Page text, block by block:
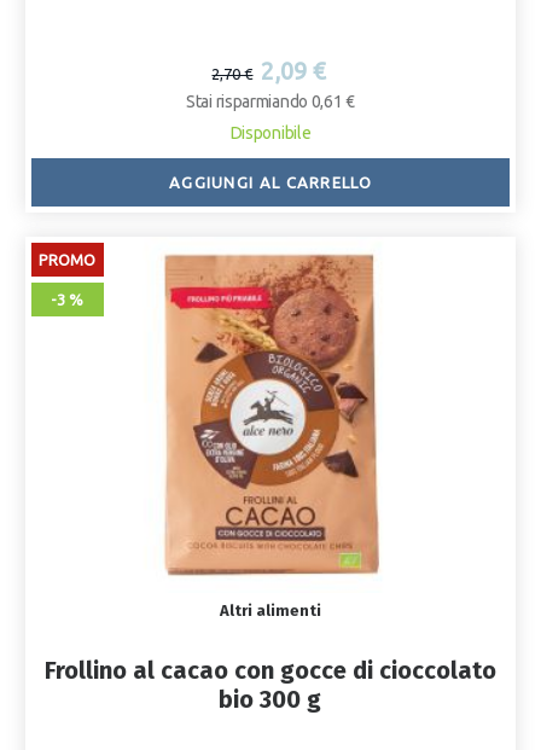
2,70 € 2,09 €
Stai risparmiando 0,61 €
Disponibile
AGGIUNGI AL CARRELLO
PROMO
-3 %
Altri alimenti
Frollino al cacao con gocce di cioccolato
bio 300 g